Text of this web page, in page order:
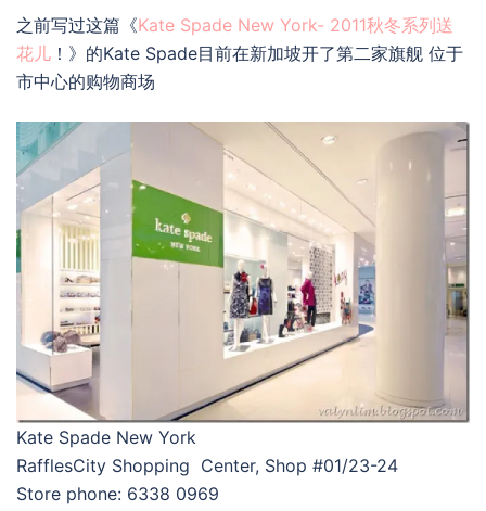
之前写过这篇《Kate Spade New York- 2011秋冬系列送
花儿 ！》的Kate Spade目前在新加坡开了第二家旗舰 位于
市中心的购物商场
Kate Spade New York
RafflesCity Shopping Center, Shop #01/23-24
Store phone: 6338 0969